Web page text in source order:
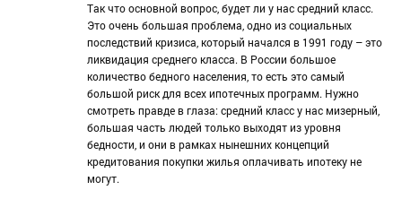
Так что основной вопрос, будет ли у нас средний класс.
Это очень большая проблема, одно из социальных
последствий кризиса, который начался в 1991 году – это
ликвидация среднего класса. В России большое
количество бедного населения, то есть это самый
большой риск для всех ипотечных программ. Нужно
смотреть правде в глаза: средний класс у нас мизерный,
большая часть людей только выходят из уровня
бедности, и они в рамках нынешних концепций
кредитования покупки жилья оплачивать ипотеку не
могут.